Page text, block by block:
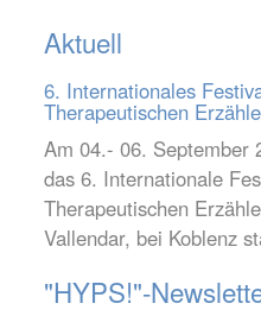
Aktuell
6. Internationales
Therapeutischen
Am 04.- 06. September
das 6. Internationale
Therapeutischen
Vallendar, bei Koblenz
"HYPS!"-